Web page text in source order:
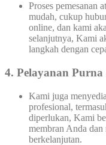
Proses pemesanan
mudah, cukup
online, dan kami
selanjutnya, Kami
langkah dengan
4. Pelayanan
Kami juga
profesional,
diperlukan, Kami
membran Anda dan
berkelanjutan.